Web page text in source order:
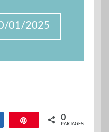
01/2025
Partagez Épingle 0
PARTAGES